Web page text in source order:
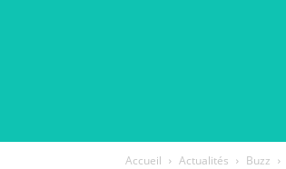
Accueil Actualités Buzz